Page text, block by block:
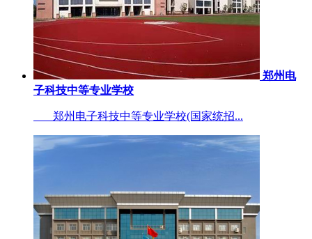
郑州电
子科技中等专业学校
郑州电子科技中等专业学校(国家统招...